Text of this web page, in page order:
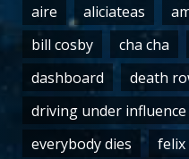
aire aliciateas
bill cosby
cha cha
dashboard
death
driving under influence
everybody dies